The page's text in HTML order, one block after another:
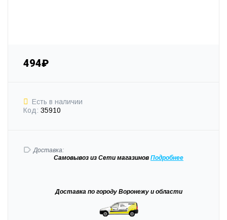
494₽
Есть в наличии
Код: 35910
Доставка:
Самовывоз из Сети магазинов Подробнее
Доставка по городу Воронежу и области